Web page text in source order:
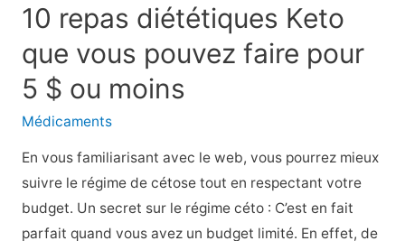
les
hommes
ne
devraient
jamais
prendre
10 repas diététiques Keto
que vous pouvez faire pour
5 $ ou moins
Médicaments
En vous familiarisant avec le web, vous pourrez mieux
suivre le régime de cétose tout en respectant votre
budget. Un secret sur le régime céto : C’est en fait
parfait quand vous avez un budget limité. En effet, de